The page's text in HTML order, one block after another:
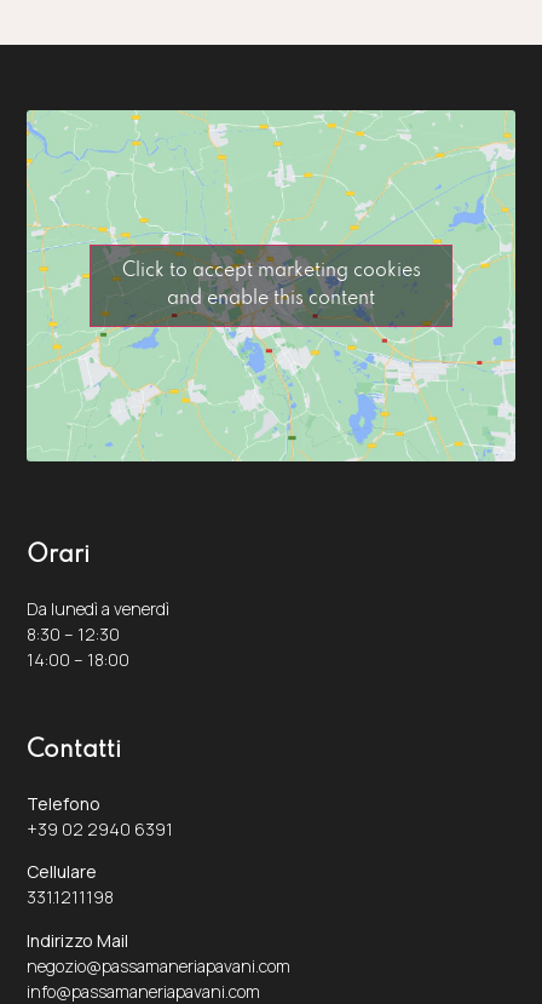
Contatti
Telefono
+39 02 2940 6391
Cellulare
331.1211198
Indirizzo Mail
negozio@passamaneriapavani.com
info@passamaneriapavani.com
Orari
Da lunedì a venerdì
8:30 – 12:30
14:00 – 18:00
Click to accept marketing cookies
and enable this content